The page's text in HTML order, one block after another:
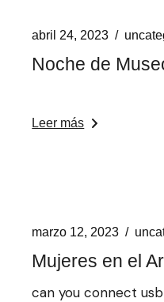
abril 24, 2023
Noche de
Leer más
marzo 12, 2023
Mujeres en el
can you connect